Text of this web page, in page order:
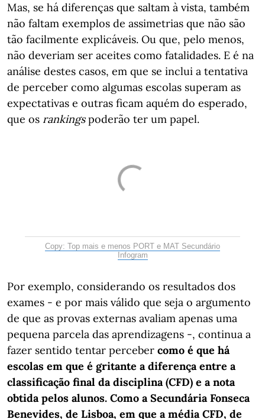
Mas, se há diferenças que saltam à vista, também
não faltam exemplos de assimetrias que não são
tão facilmente explicáveis. Ou que, pelo menos,
não deveriam ser aceites como fatalidades. E é na
análise destes casos, em que se inclui a tentativa
de perceber como algumas escolas superam as
expectativas e outras ficam aquém do esperado,
que os rankingspoderão ter um papel.
Copy: Top mais e menos PORT e MAT Secundário
Infogram
Por exemplo, considerando os resultados dos
exames - e por mais válido que seja o argumento
de que as provas externas avaliam apenas uma
pequena parcela das aprendizagens -, continua a
fazer sentido tentar perceber como é que há
escolas em que é gritante a diferença entre a
classificação final da disciplina (CFD) e a nota
obtida pelos alunos. Como a Secundária Fonseca
Benevides, de Lisboa, em que a média CFD, de